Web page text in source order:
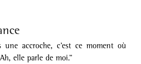
une accroche, c’est ce moment où
elle parle de moi.”